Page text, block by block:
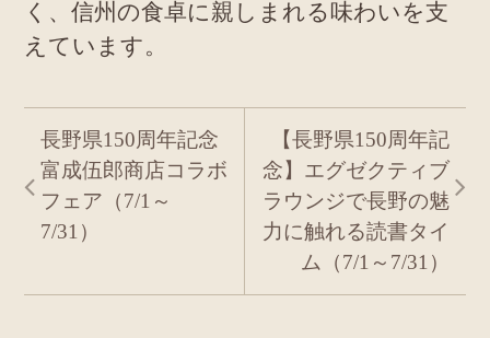
く、信州の食卓に親しまれる味わいを支
えています。
長野県150周年記念
富成伍郎商店コラボ
フェア（7/1～
7/31）
【長野県150周年記
念】エグゼクティブ
ラウンジで長野の魅
力に触れる読書タイ
ム（7/1～7/31）